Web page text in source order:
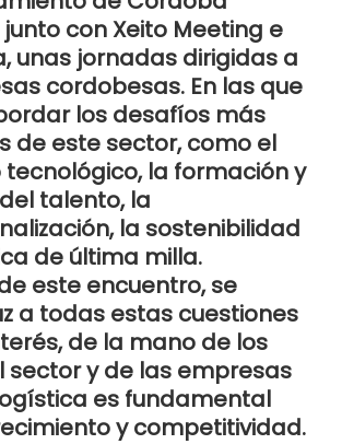
con Xeito Meeting e
unas jornadas dirigidas a
cordobesas. En las que
los desafíos más
de este sector, como el
la formación y
talento, la
la sostenibilidad
de última milla.
este encuentro, se
a todas estas cuestiones
de la mano de los
sector y de las empresas
es fundamental
y competitividad.